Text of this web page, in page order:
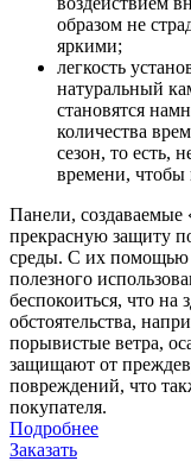
образом не
яркими;
легкость
натуральный
становятся
количества
сезон, то есть,
времени, чтобы
Панели,
прекрасную защиту
среды. С их помощью
полезного
беспокоиться, что на
обстоятельства,
порывистые ветра,
защищают от
повреждений, что
покупателя.
Подробнее
Заказать